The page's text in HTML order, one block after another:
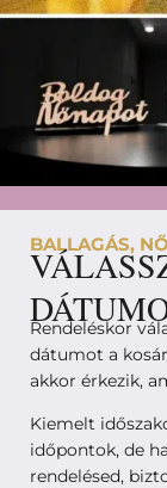
BALLAGÁS,
Rendeléskor
dátumot a
akkor érkezik,
Kiemelt
időpontok, de
rendelésed,